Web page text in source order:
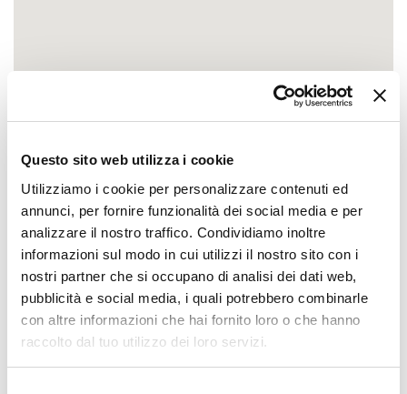
Questo sito web utilizza i cookie
Utilizziamo i cookie per personalizzare contenuti ed
annunci, per fornire funzionalità dei social media e per
analizzare il nostro traffico. Condividiamo inoltre
informazioni sul modo in cui utilizzi il nostro sito con i
nostri partner che si occupano di analisi dei dati web,
pubblicità e social media, i quali potrebbero combinarle
con altre informazioni che hai fornito loro o che hanno
raccolto dal tuo utilizzo dei loro servizi.